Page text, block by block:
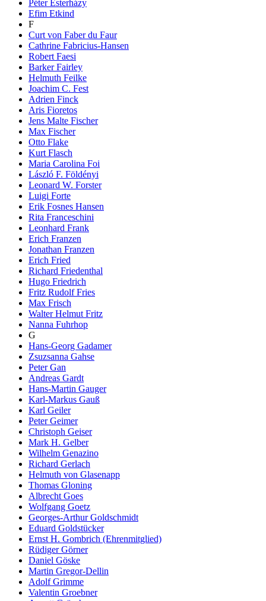
Péter Esterházy
Efim Etkind
F
Curt von Faber du Faur
Cathrine Fabricius-Hansen
Robert Faesi
Barker Fairley
Helmuth Feilke
Joachim C. Fest
Adrien Finck
Aris Fioretos
Jens Malte Fischer
Max Fischer
Otto Flake
Kurt Flasch
Maria Carolina Foi
László F. Földényi
Leonard W. Forster
Luigi Forte
Erik Fosnes Hansen
Rita Franceschini
Leonhard Frank
Erich Franzen
Jonathan Franzen
Erich Fried
Richard Friedenthal
Hugo Friedrich
Fritz Rudolf Fries
Max Frisch
Walter Helmut Fritz
Nanna Fuhrhop
G
Hans-Georg Gadamer
Zsuzsanna Gahse
Peter Gan
Andreas Gardt
Hans-Martin Gauger
Karl-Markus Gauß
Karl Geiler
Peter Geimer
Christoph Geiser
Mark H. Gelber
Wilhelm Genazino
Richard Gerlach
Helmuth von Glasenapp
Thomas Gloning
Albrecht Goes
Wolfgang Goetz
Georges-Arthur Goldschmidt
Eduard Goldstücker
Ernst H. Gombrich (Ehrenmitglied)
Rüdiger Görner
Daniel Göske
Martin Gregor-Dellin
Adolf Grimme
Valentin Groebner